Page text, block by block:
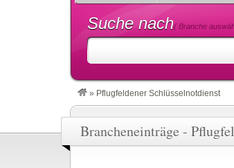
Suche nach( Branche
» Pflugfeldener Schlüsselnotdienst
Brancheneinträge -